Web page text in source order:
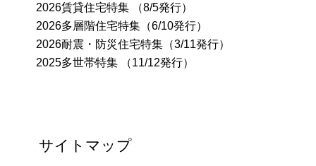
2026賃貸住宅特集 （8/5発行）
2026多層階住宅特集（6/10発行）
2026耐震・防災住宅特集（3/11発行）
2025多世帯特集 （11/12発行）
サイトマップ